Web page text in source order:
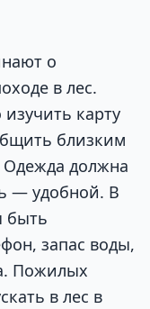
о
в лес.
карту
близким
должна
— удобной. В
быть
запас воды,
Пожилых
в лес в